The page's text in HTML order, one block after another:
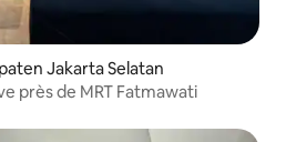
Jakarta Selatan
près de MRT Fatmawati